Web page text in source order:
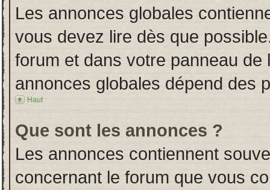
Les annonces globales
vous devez lire dès que
forum et dans votre panneau de
annonces globales dépend des
Haut
Que sont les annonces ?
Les annonces contiennent
concernant le forum que vous